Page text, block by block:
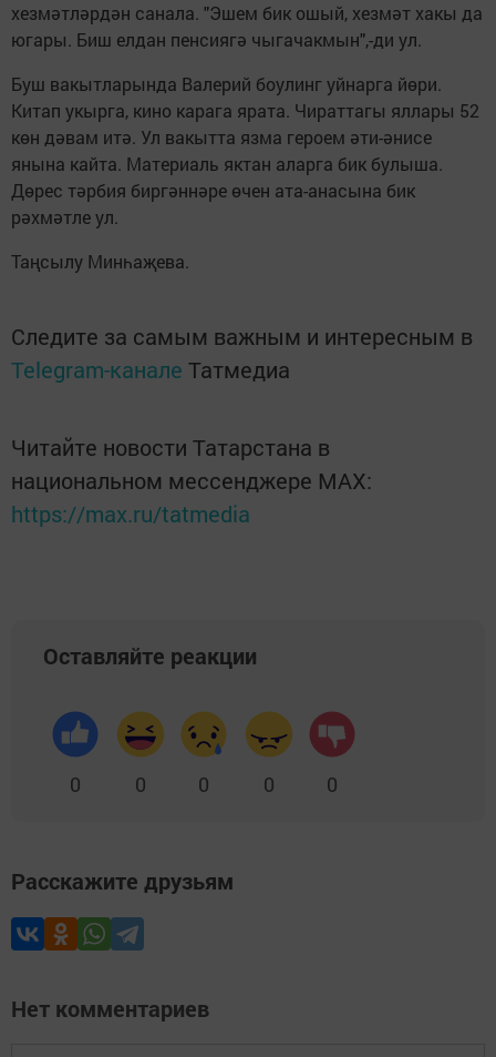
хезмәтләрдән санала. "Эшем бик ошый, хезмәт хакы да
югары. Биш елдан пенсиягә чыгачакмын",-ди ул.
Буш вакытларында Валерий боулинг уйнарга йөри.
Китап укырга, кино карага ярата. Чираттагы яллары 52
көн дәвам итә. Ул вакытта язма героем әти-әнисе
янына кайта. Материаль яктан аларга бик булыша.
Дөрес тәрбия биргәннәре өчен ата-анасына бик
рәхмәтле ул.
Таңсылу Минһаҗева.
Следите за самым важным и интересным в
Telegram-канале Татмедиа
Читайте новости Татарстана в
национальном мессенджере MАХ:
https://max.ru/tatmedia
Оставляйте реакции
0 0 0 0 0
Расскажите друзьям
Нет комментариев